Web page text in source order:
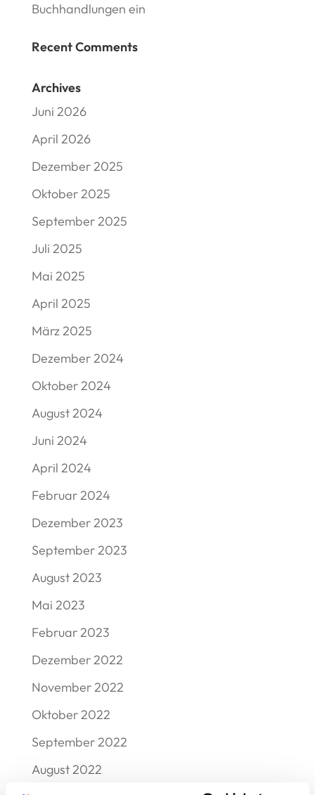
Buchhandlungen ein
Recent Comments
Archives
Juni 2026
April 2026
Dezember 2025
Oktober 2025
September 2025
Juli 2025
Mai 2025
April 2025
März 2025
Dezember 2024
Oktober 2024
August 2024
Juni 2024
April 2024
Februar 2024
Dezember 2023
September 2023
August 2023
Mai 2023
Februar 2023
Dezember 2022
November 2022
Oktober 2022
September 2022
August 2022